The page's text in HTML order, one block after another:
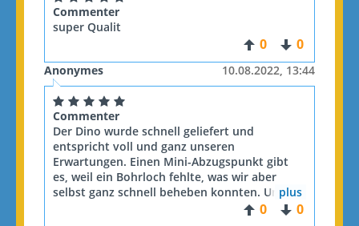
Commenter
super Qualit
0 0
Anonymes 10.08.2022, 13:44
Commenter
Der Dino wurde schnell geliefert und
entspricht voll und ganz unseren
Erwartungen. Einen Mini-Abzugspunkt gibt
es, weil ein Bohrloch fehlte, was wir aber
selbst ganz schnell beheben konnten. Unser
plus
0 0